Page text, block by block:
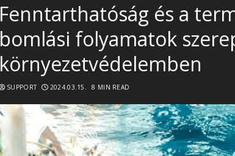
Fenntarthatóság és a
bomlási folyamatok
környezetvédelemben
SUPPORT 2024.03.15. 8 MIN READ